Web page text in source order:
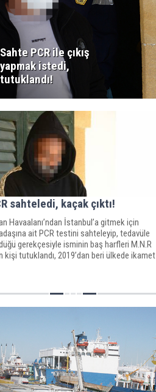
Sahte PCR ile çıkış
yapmak istedi,
tutuklandı!
sahteledi, kaçak çıktı!
Havaalanı’ndan İstanbul’a gitmek için
ait PCR testini sahteleyip, tedavüle
gerekçesiyle isminin baş harfleri M.N.R
kişi tutuklandı, 2019’dan beri ülkede ikamet